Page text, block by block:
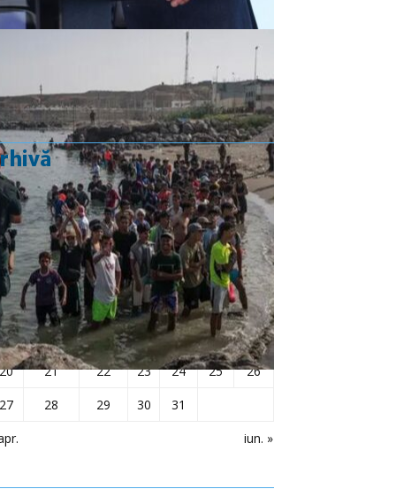
»
Rezultat:
mai 2024
L Ma Mi J V S D
iun. »
1 2 3 4
5
6
7 8 9 10 11
12
14 15 16 17 18
19
21 22 23 24 25
26
28 29 30 31